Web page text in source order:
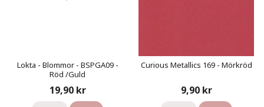
Lokta - Blommor - BSPGA09 -
Röd /Guld
19,90 kr
Curious Metallics 169 - Mörkröd
9,90 kr